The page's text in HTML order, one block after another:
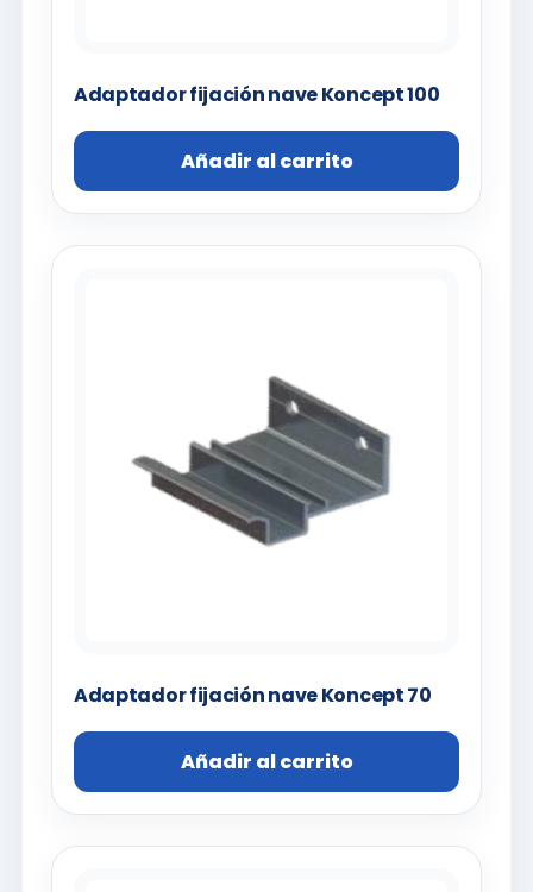
Adaptador fijación nave Koncept 100
Añadir al carrito
Adaptador fijación nave Koncept 70
Añadir al carrito